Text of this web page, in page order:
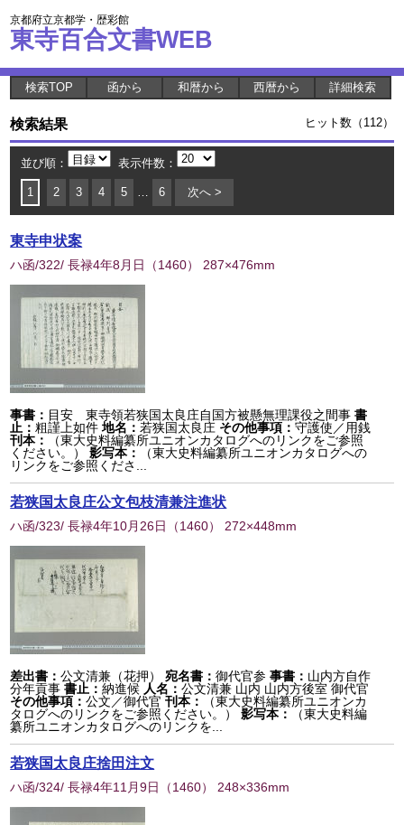
京都府立京都学・歴彩館
東寺百合文書WEB
検索TOP 函から 和暦から 西暦から 詳細検索
検索結果 ヒット数（112）
並び順： 表示件数：
1 2 3 4 5 … 6 次へ >
東寺申状案
ハ函/322/ 長禄4年8月日 （1460） 287×476mm
事書： 目安 東寺領若狭国太良庄自国方被懸無理課役之間事 書
止：粗謹上如件 地名：若狭国太良庄 その他事項：守護使／用銭
刊本：
（東大史料編纂所ユニオンカタログへのリンクをご参照
ください。）
影写本：
（東大史料編纂所ユニオンカタログへの
リンクをご参照くださ...
若狭国太良庄公文包枝清兼注進状
ハ函/323/ 長禄4年10月26日 （1460） 272×448mm
差出書：公文清兼（花押） 宛名書：御代官参 事書： 山内方自作
分年貢事 書止：納進候 人名：公文清兼 山内 山内方後室 御代官
その他事項：公文／御代官 刊本：
（東大史料編纂所ユニオンカ
タログへのリンクをご参照ください。）
影写本：
（東大史料編
纂所ユニオンカタログへのリンクを...
若狭国太良庄捨田注文
ハ函/324/ 長禄4年11月9日 （1460） 248×336mm